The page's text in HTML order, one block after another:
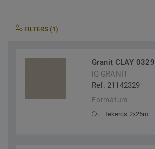
FILTERS (1)
Granit CLAY 0329
iQ GRANIT
Ref. 21142329
Formátum
Tekercs 2x25m